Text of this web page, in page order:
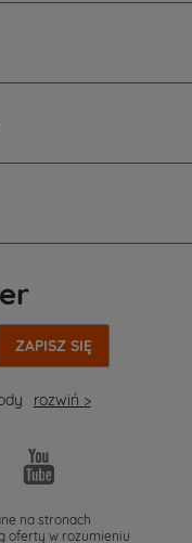
rozwiń >
na stronach
oferty w rozumieniu